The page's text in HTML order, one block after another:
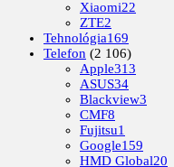
Xiaomi22
ZTE2
Tehnológia169
Telefon (2 106)
Apple313
ASUS34
Blackview3
CMF8
Fujitsu1
Google159
HMD Global20